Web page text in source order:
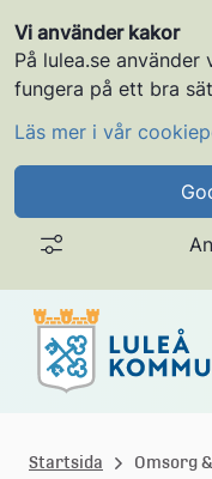
Vi använder kakor
På lulea.se
fungera på ett bra
Läs mer i vår
Gå
Startsida Omsorg